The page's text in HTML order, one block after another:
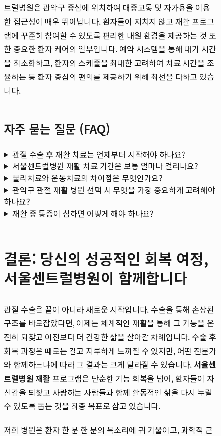
트럴병원은 관악구 중심에 위치하여 대중교통 및 자가용을 이용
한 접근성이 매우 뛰어납니다. 환자들이 지치지 않고 재활 프로그
램에 꾸준히 참여할 수 있도록 편리한 내원 환경을 제공하는 것 또
한 중요한 환자 케어의 일부입니다. 예약 시스템을 통해 대기 시간
을 최소화하고, 환자의 스케줄을 최대한 고려하여 치료 시간을 조
율하는 등 환자 중심의 편의를 제공하기 위해 최선을 다하고 있습
니다.
자주 묻는 질문 (FAQ)
관절 수술 후 재활 치료는 언제부터 시작해야 하나요?
서울센트럴병원 재활 치료 기간은 보통 얼마나 걸리나요?
물리치료와 운동치료의 차이점은 무엇인가요?
관악구 관절 재활 병원 선택 시 무엇을 가장 중요하게 고려해야
하나요?
재활 중 통증이 심하면 어떻게 해야 하나요?
결론: 당신의 성공적인 회복 여정,
서울센트럴병원이 함께합니다
관절 수술은 끝이 아니라 새로운 시작입니다. 수술을 통해 손상된
구조를 바로잡았다면, 이제는 체계적인 재활을 통해 그 기능을 온
전히 되찾고 이전보다 더 건강한 삶을 살아갈 차례입니다. 수술 후
회복 과정은 때로는 길고 지루하게 느껴질 수 있지만, 어떤 전문가
와 함께하느냐에 따라 그 결과는 크게 달라질 수 있습니다. 서울센
트럴병원 재활프로그램은 단순한 기능 회복을 넘어, 환자들이 자
신감을 되찾고 사랑하는 사람들과 함께 활동적인 삶을 다시 누릴
수 있도록 돕는 것을 최종 목표로 삼고 있습니다.
저희 병원은 환자 한 분 한 분의 목소리에 귀 기울이고, 과학적 근